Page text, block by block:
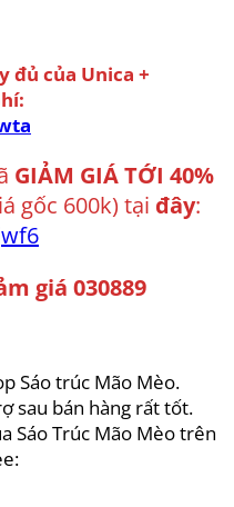
đủ của Unica +
GIẢM GIÁ TỚI 40%
gốc 600k) tại đây:
giá 030889
Sáo trúc Mão Mèo.
sau bán hàng rất tốt.
Sáo Trúc Mão Mèo trên